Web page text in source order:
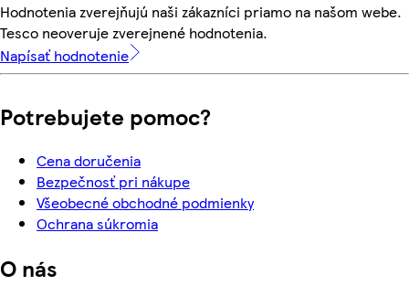
Hodnotenia zverejňujú naši zákazníci priamo na našom webe.
Tesco neoveruje zverejnené hodnotenia.
Napísať hodnotenie
Potrebujete pomoc?
Cena doručenia
Bezpečnosť pri nákupe
Všeobecné obchodné podmienky
Ochrana súkromia
O nás